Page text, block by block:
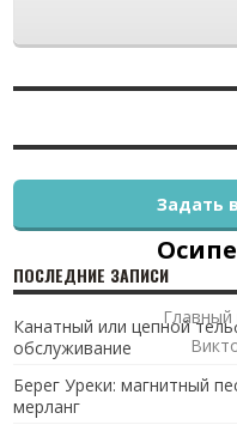
Главный
Задать
ПОСЛЕДНИЕ ЗАПИСИ
Канатный или цепной
обслуживание
Берег Уреки: магнитный
мерланг